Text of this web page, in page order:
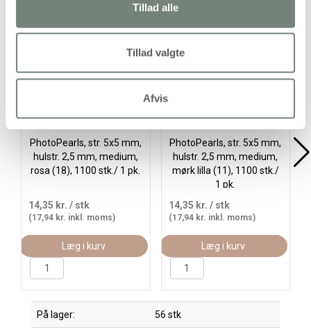
Tillad alle
Tillad valgte
Afvis
PhotoPearls, str. 5x5 mm,
hulstr. 2,5 mm, medium,
rosa (18), 1100 stk./ 1 pk.
14,35 kr. / stk
(17,94 kr. inkl. moms)
Læg i kurv
PhotoPearls, str. 5x5 mm,
hulstr. 2,5 mm, medium,
mørk lilla (11), 1100 stk./
1 pk.
14,35 kr. / stk
(17,94 kr. inkl. moms)
Læg i kurv
På lager: 56 stk